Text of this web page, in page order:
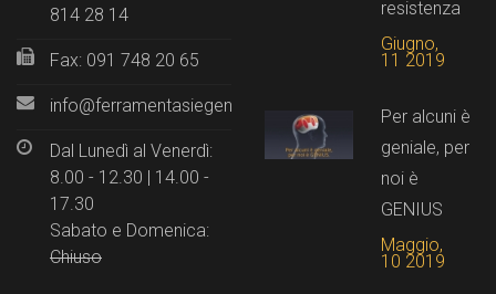
814 28 14
Fax: 091 748 20 65
info@ferramentasiegenia.it
Dal Lunedì al Venerdì:
8.00 - 12.30 | 14.00 -
17.30
Sabato e Domenica:
Chiuso
resistenza
Giugno,
11 2019
Per alcuni è
geniale, per
noi è
GENIUS
Maggio,
10 2019